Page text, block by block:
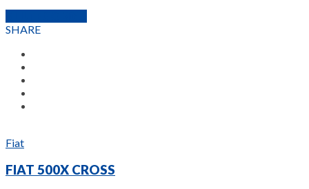
SHARE
Fiat
FIAT 500X CROSS